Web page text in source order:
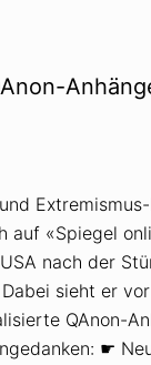
auf «Spiegel
nach der
sieht er
QAnon-
☛